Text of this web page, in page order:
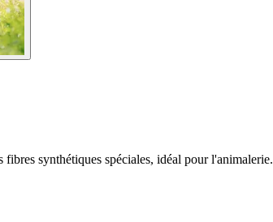
synthétiques spéciales, idéal pour l'animalerie.